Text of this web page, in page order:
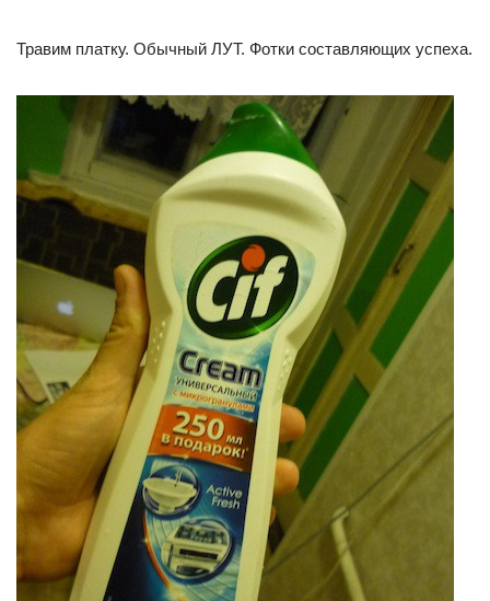
Травим платку. Обычный ЛУТ. Фотки составляющих успеха.